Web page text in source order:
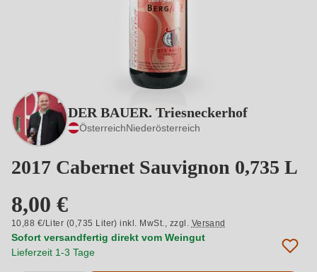
DER BAUER. Triesneckerhof
ÖsterreichNiederösterreich
2017 Cabernet Sauvignon 0,735 L
8,00 €
10,88 €/Liter (0,735 Liter) inkl. MwSt., zzgl. Versand
Sofort versandfertig direkt vom Weingut
Lieferzeit 1-3 Tage